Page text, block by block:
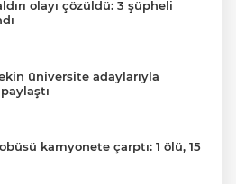
olayı çözüldü: 3 şüpheli
üniversite adaylarıyla
kamyonete çarptı: 1 ölü, 15